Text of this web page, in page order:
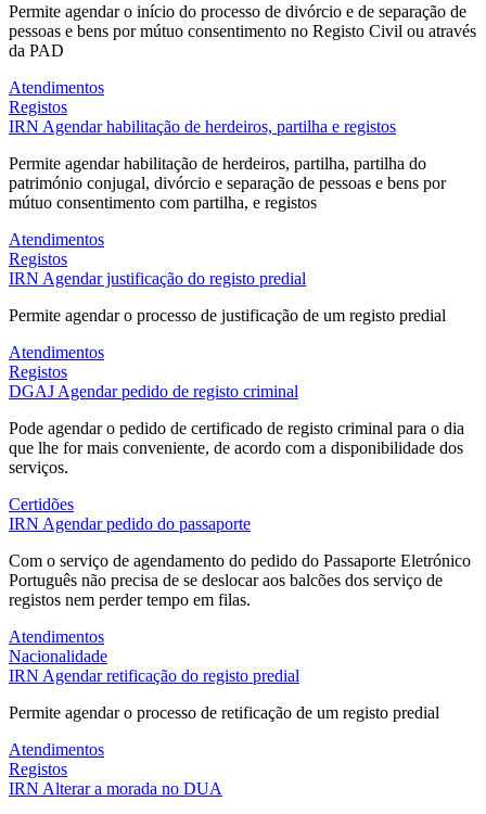
Permite agendar o início do processo de divórcio e de separação de
pessoas e bens por mútuo consentimento no Registo Civil ou através
da PAD
Atendimentos
Registos
IRN Agendar habilitação de herdeiros, partilha e registos
Permite agendar habilitação de herdeiros, partilha, partilha do
património conjugal, divórcio e separação de pessoas e bens por
mútuo consentimento com partilha, e registos
Atendimentos
Registos
IRN Agendar justificação do registo predial
Permite agendar o processo de justificação de um registo predial
Atendimentos
Registos
DGAJ Agendar pedido de registo criminal
Pode agendar o pedido de certificado de registo criminal para o dia
que lhe for mais conveniente, de acordo com a disponibilidade dos
serviços.
Certidões
IRN Agendar pedido do passaporte
Com o serviço de agendamento do pedido do Passaporte Eletrónico
Português não precisa de se deslocar aos balcões dos serviço de
registos nem perder tempo em filas.
Atendimentos
Nacionalidade
IRN Agendar retificação do registo predial
Permite agendar o processo de retificação de um registo predial
Atendimentos
Registos
IRN Alterar a morada no DUA